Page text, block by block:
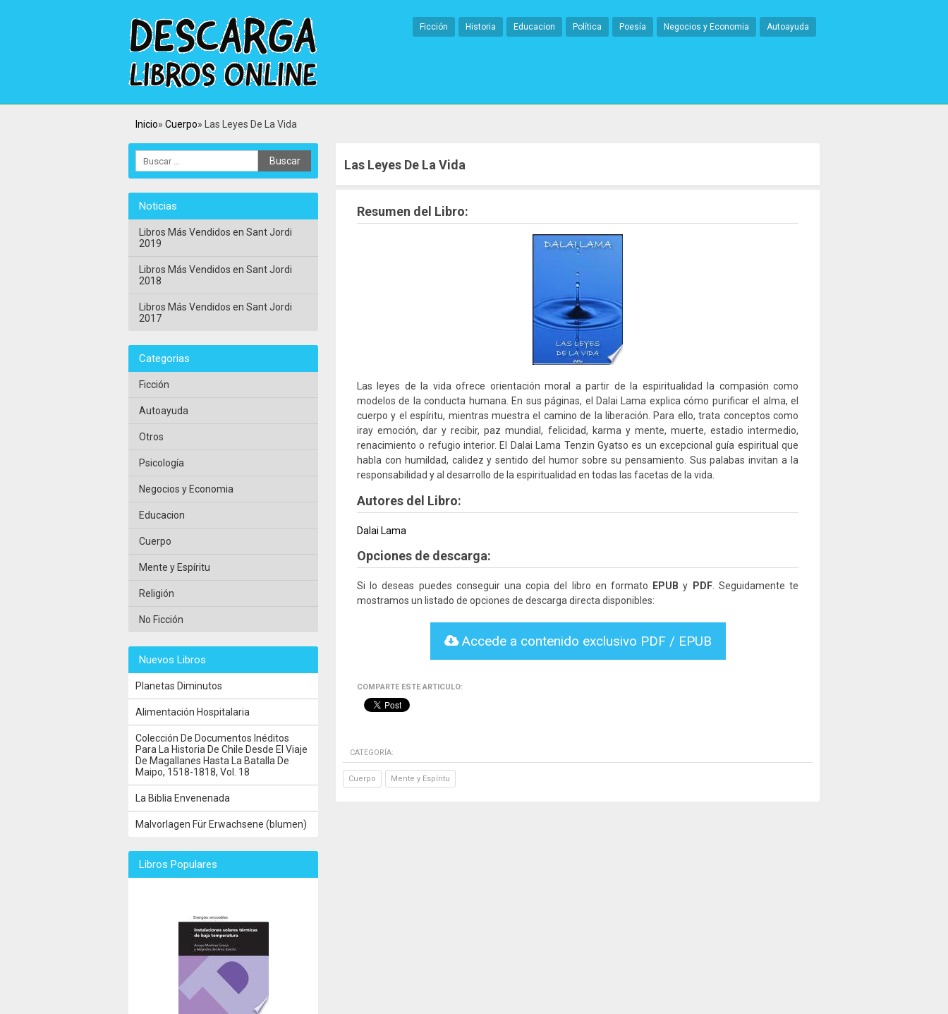
Ficción Historia Educacion Política Poesía Negocios y Economia Autoayuda
Inicio Cuerpo Las Leyes De La Vida
Las Leyes De La Vida
Resumen del Libro:
Las leyes de la vida ofrece orientación moral a partir de la espiritualidad la compasión como
modelos de la conducta humana. En sus páginas, el Dalai Lama explica cómo purificar el alma, el
cuerpo y el espíritu, mientras muestra el camino de la liberación. Para ello, trata conceptos como
iray emoción, dar y recibir, paz mundial, felicidad, karma y mente, muerte, estadio intermedio,
renacimiento o refugio interior. El Dalai Lama Tenzin Gyatso es un excepcional guía espiritual que
habla con humildad, calidez y sentido del humor sobre su pensamiento. Sus palabas invitan a la
responsabilidad y al desarrollo de la espiritualidad en todas las facetas de la vida.
Autores del Libro:
Dalai Lama
Opciones de descarga:
Si lo deseas puedes conseguir una copia del libro en formato EPUB y PDF. Seguidamente te
mostramos un listado de opciones de descarga directa disponibles:
Accede a contenido exclusivo PDF / EPUB
COMPARTE ESTE ARTICULO:
CATEGORÍA:
Cuerpo Mente y Espíritu
Noticias
Libros Más Vendidos en Sant Jordi
2019
Libros Más Vendidos en Sant Jordi
2018
Libros Más Vendidos en Sant Jordi
2017
Categorias
Ficción
Autoayuda
Otros
Psicología
Negocios y Economia
Educacion
Cuerpo
Mente y Espíritu
Religión
No Ficción
Nuevos Libros
Planetas Diminutos
Alimentación Hospitalaria
Colección De Documentos Inéditos
Para La Historia De Chile Desde El Viaje
De Magallanes Hasta La Batalla De
Maipo, 1518-1818, Vol. 18
La Biblia Envenenada
Malvorlagen Für Erwachsene (blumen)
Libros Populares